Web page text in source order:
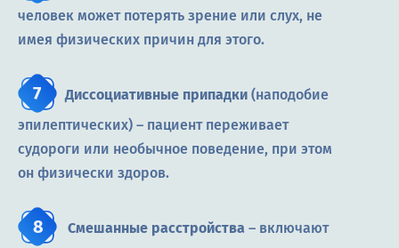
человек может потерять зрение или слух, не
имея физических причин для этого.
Диссоциативные припадки (наподобие
эпилептических) – пациент переживает
судороги или необычное поведение, при этом
он физически здоров.
Смешанные расстройства – включают